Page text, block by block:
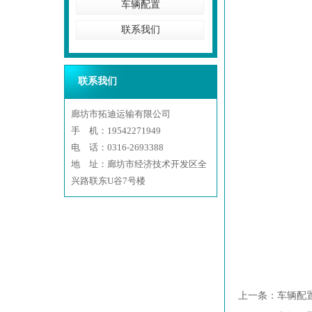
车辆配置
联系我们
联系我们
廊坊市拓迪运输有限公司
手 机：19542271949
电 话：0316-2693388
地 址：廊坊市经济技术开发区全
兴路联东U谷7号楼
上一条： 车辆配